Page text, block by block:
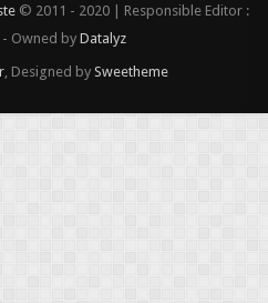
© 2011 - 2020 | Responsible Editor :
- Owned by Datalyz
, Designed by Sweetheme